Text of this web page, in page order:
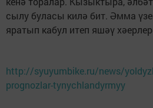
сылу буласы килә бит. Әмма
яратып кабул итеп яшәү
http://syuyumbike.ru/news/
prognozlar-tynychlandyrmyy